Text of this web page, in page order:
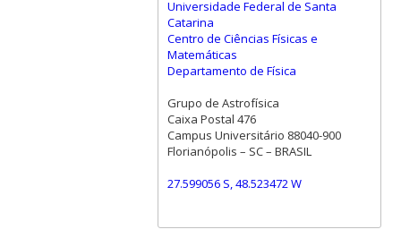
Universidade Federal de Santa
Catarina
Centro de Ciências Físicas e
Matemáticas
Departamento de Física
Grupo de Astrofísica
Caixa Postal 476
Campus Universitário 88040-900
Florianópolis – SC – BRASIL
27.599056 S, 48.523472 W